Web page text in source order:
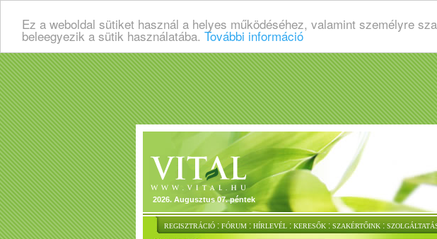
Ez a weboldal sütiket használ a helyes működéséhez, valamint személyre
beleegyezik a sütik használatába. További információ
2026. Augusztus 07. péntek
REGISZTRÁCIÓ : FÓRUM : HÍRLEVÉL : KERESŐK : SZAKÉRTŐINK :